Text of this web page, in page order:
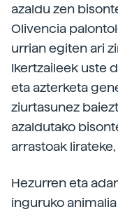
azaldu zen
Olivencia
urrian egiten ari
Ikertzaileek uste
eta azterketa
ziurtasunez
azaldutako
arrastoak
Hezurren eta
inguruko